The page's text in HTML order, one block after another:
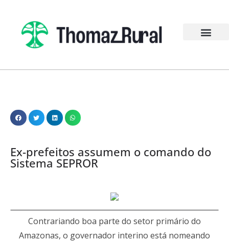
Ex-prefeitos assumem o comando do
Sistema SEPROR
Contrariando boa parte do setor primário do
Amazonas, o governador interino está nomeando